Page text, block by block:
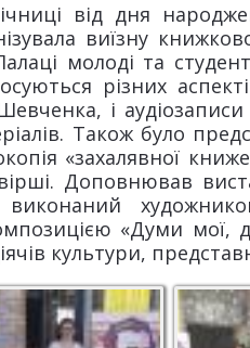
від дня
виїзну
молоді та
різних
і
Також було
«захалявної
Доповнював
«Думи мої,
культури,
виставка